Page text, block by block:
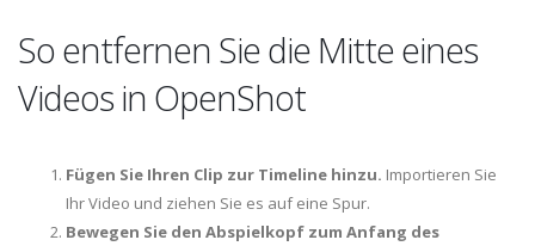
So entfernen Sie die Mitte eines
Videos in OpenShot
Fügen Sie Ihren Clip zur Timeline hinzu. Importieren Sie
Ihr Video und ziehen Sie es auf eine Spur.
Bewegen Sie den Abspielkopf zum Anfang des